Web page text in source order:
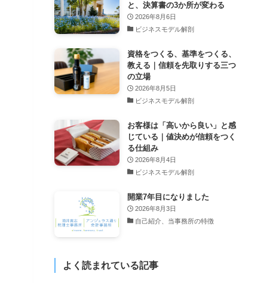
と、決算書の3か所が変わる
2026年8月6日
ビジネスモデル解剖
資格をつくる、基準をつくる、
教える｜信頼を先取りする三つ
の立場
2026年8月5日
ビジネスモデル解剖
お客様は「高いから良い」と感
じている｜値決めが信頼をつく
る仕組み
2026年8月4日
ビジネスモデル解剖
開業7年目になりました
2026年8月3日
自己紹介、当事務所の特徴
よく読まれている記事